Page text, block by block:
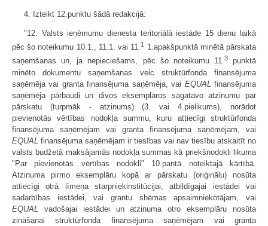
4. Izteikt 12.punktu šādā redakcijā:
"12. Valsts ieņēmumu dienesta teritoriālā iestāde 15 dienu laikā
pēc šo noteikumu 10.1., 11.1. vai 11.1
1.apakšpunktā minētā pārskata
saņemšanas un, ja nepieciešams, pēc šo noteikumu 11.3punktā
minēto dokumentu saņemšanas veic struktūrfonda finansējuma
saņēmēja vai granta finansējuma saņēmēja, vai EQUAL finansējuma
saņēmēja pārbaudi un divos eksemplāros sagatavo atzinumu par
pārskatu (turpmāk - atzinums) (3. vai 4.pielikums), norādot
pievienotās vērtības nodokļa summu, kuru attiecīgi struktūrfonda
finansējuma saņēmējam vai granta finansējuma saņēmējam, vai
EQUAL finansējuma saņēmējam ir tiesības vai nav tiesību atskaitīt no
valsts budžetā maksājamās nodokļa summas kā priekšnodokli likuma
"Par pievienotās vērtības nodokli" 10.pantā noteiktajā kārtībā.
Atzinuma pirmo eksemplāru kopā ar pārskatu (oriģinālu) nosūta
attiecīgi otrā līmeņa starpniekinstitūcijai, atbildīgajai iestādei vai
sadarbības iestādei, vai grantu shēmas apsaimniekotājam, vai
EQUAL
vadošajai iestādei un atzinuma otro eksemplāru nosūta
zināšanai struktūrfonda finansējuma saņēmējam vai granta